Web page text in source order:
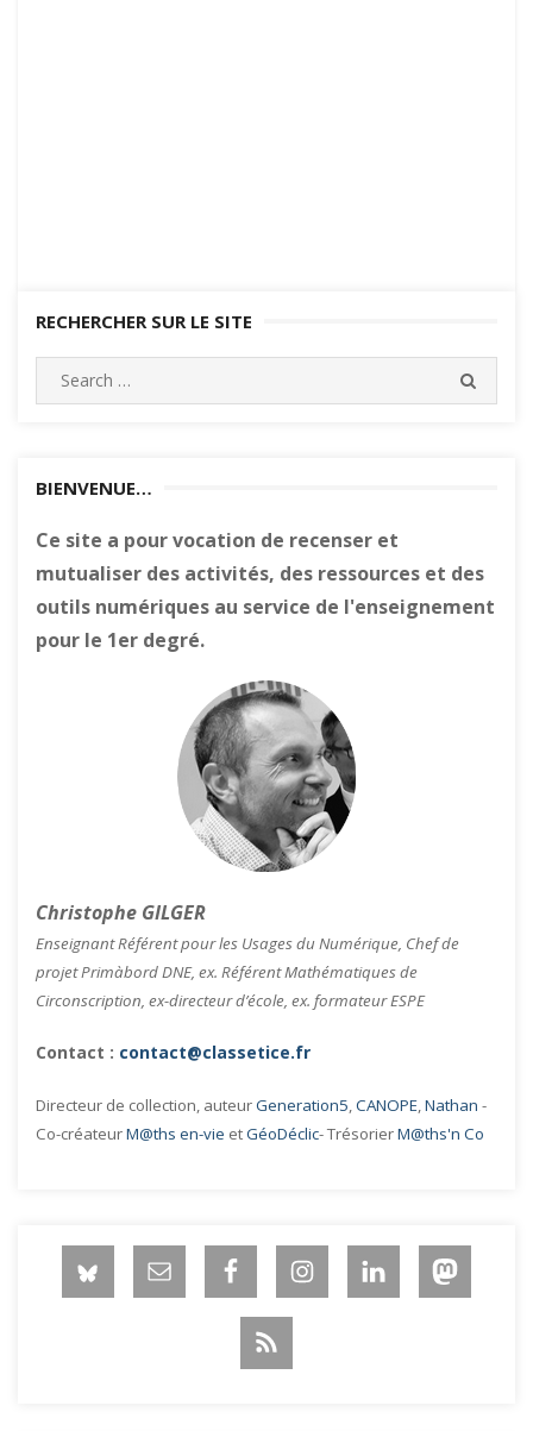
RECHERCHER SUR LE SITE
BIENVENUE…
Ce site a pour vocation de recenser et
mutualiser des activités, des ressources et des
outils numériques au service de l'enseignement
pour le 1er degré.
Christophe GILGER
Enseignant Référent pour les Usages du Numérique, Chef de
projet Primàbord DNE, ex. Référent Mathématiques de
Circonscription, ex-directeur d’école, ex. formateur ESPE
Contact : contact@classetice.fr
Directeur de collection, auteurGeneration5,CANOPE,Nathan -
Co-créateurM@ths en-vie etGéoDéclic- TrésorierM@ths'n Co